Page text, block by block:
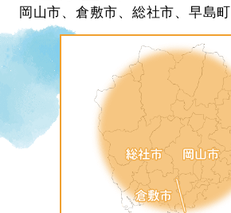
岡山市、倉敷市、総社市、早島町